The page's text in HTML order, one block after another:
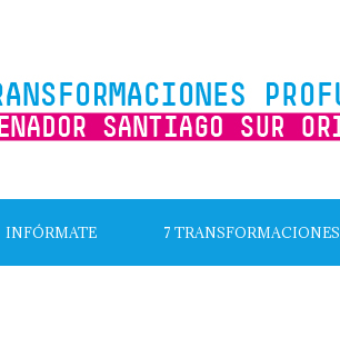
INFÓRMATE 7 TRANSFORMACIONES